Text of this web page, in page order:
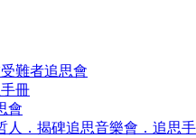
難者追思會
冊
會
人．揭碑追思音樂會．追思